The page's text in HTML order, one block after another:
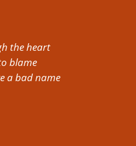
the heart
blame
a bad name